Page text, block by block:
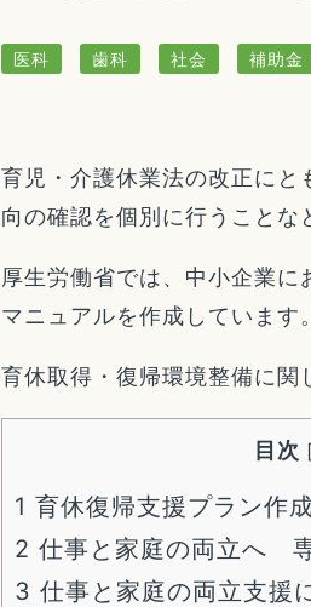
医科 歯科 社会 補助金
育児・介護休業法の改正に
向の確認を個別に行うことな
厚生労働省では、中小企業
マニュアルを作成しています。
育休取得・復帰環境整備に関
目次
1 育休復帰支援プラン作
2 仕事と家庭の両立へ
3 仕事と家庭の両立支援